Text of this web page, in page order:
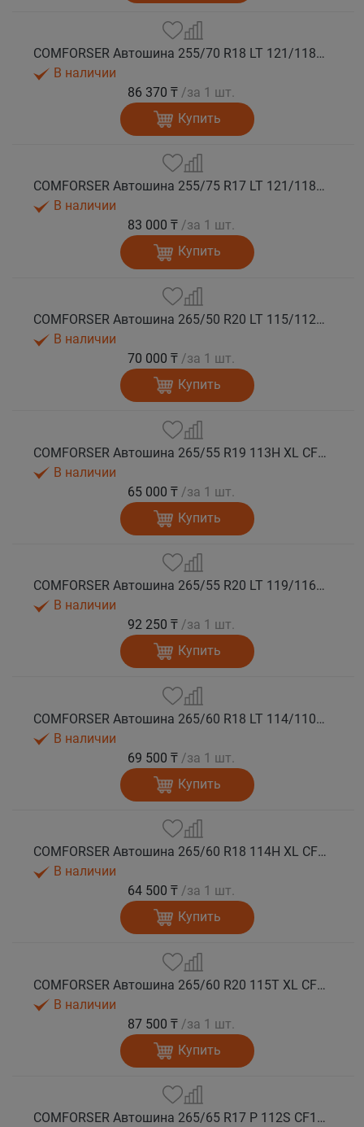
COMFORSER Автошина 255/70 R18 LT 121/118Q CF1100 RWL 10PR лето
В наличии
86 370 ₸ /за 1 шт.
Купить
COMFORSER Автошина 255/75 R17 LT 121/118S CF1100 10PR OWL лето
В наличии
83 000 ₸ /за 1 шт.
Купить
COMFORSER Автошина 265/50 R20 LT 115/112S CF1100 RWL лето
В наличии
70 000 ₸ /за 1 шт.
Купить
COMFORSER Автошина 265/55 R19 113H XL CF1100 RWL лето
В наличии
65 000 ₸ /за 1 шт.
Купить
COMFORSER Автошина 265/55 R20 LT 119/116R CF1100 10PR RWL лето
В наличии
92 250 ₸ /за 1 шт.
Купить
COMFORSER Автошина 265/60 R18 LT 114/110S CF1100 8PR RWL лето
В наличии
69 500 ₸ /за 1 шт.
Купить
COMFORSER Автошина 265/60 R18 114H XL CF1100 RWL лето
В наличии
64 500 ₸ /за 1 шт.
Купить
COMFORSER Автошина 265/60 R20 115T XL CF1100 RWL лето
В наличии
87 500 ₸ /за 1 шт.
Купить
COMFORSER Автошина 265/65 R17 P 112S CF1100 RWL лето